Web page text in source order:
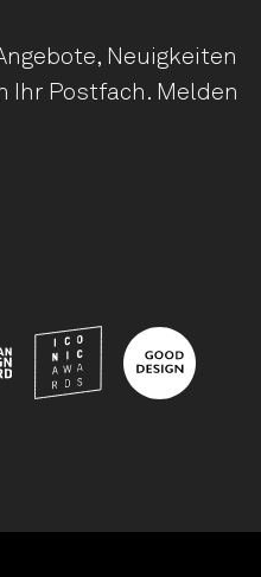
Neuigkeiten
Ihr Postfach. Melden
Pinterest